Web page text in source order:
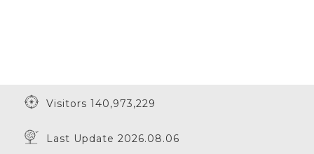
Visitors 140,973,229
Last Update 2026.08.06